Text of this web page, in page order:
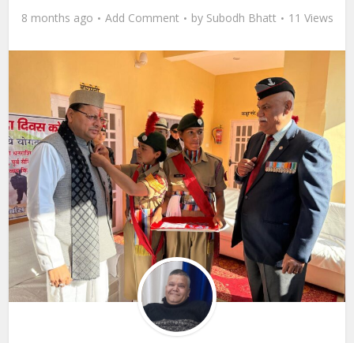
8 months ago Add Comment by Subodh Bhatt 11 Views